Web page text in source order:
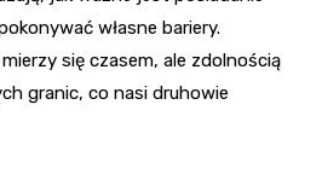
własne bariery.
się czasem, ale zdolnością
granic, co nasi druhowie